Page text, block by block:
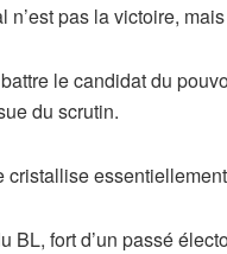
n’est pas la victoire,
le candidat du
du scrutin.
BL, fort d’un passé